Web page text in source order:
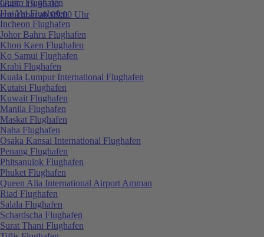
0848 / 19 96 00
erreichbar ab 09:00 Uhr
Guam Flughafen
Hat Yai Flughafen
Incheon Flughafen
Johor Bahru Flughafen
Khon Kaen Flughafen
Ko Samui Flughafen
Krabi Flughafen
Kuala Lumpur International Flughafen
Kutaisi Flughafen
Kuwait Flughafen
Manila Flughafen
Maskat Flughafen
Naha Flughafen
Osaka Kansai International Flughafen
Penang Flughafen
Phitsanulok Flughafen
Phuket Flughafen
Queen Alia International Airport Amman
Riad Flughafen
Salala Flughafen
Schardscha Flughafen
Surat Thani Flughafen